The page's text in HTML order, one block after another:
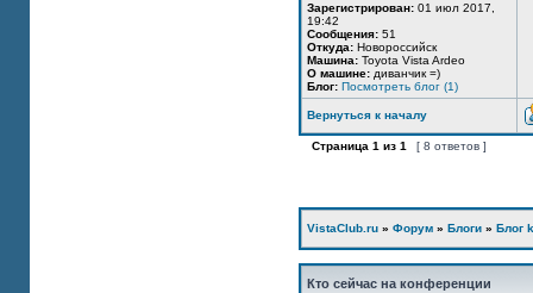
Зарегистрирован: 01 июл 2017,
19:42
Сообщения: 51
Откуда: Новороссийск
Машина: Toyota Vista Ardeo
О машине: диванчик =)
Блог: Посмотреть блог (1)
Вернуться к началу
Страница 1 из 1 [ 8 ответов ]
VistaClub.ru » Форум » Блоги » Блог
Кто сейчас на конференции